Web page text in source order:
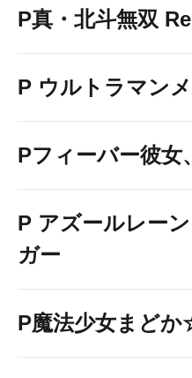
P真・北斗無双
P ウルトラマン
Pフィーバー彼
P アズールレー
ガー
P魔法少女まど